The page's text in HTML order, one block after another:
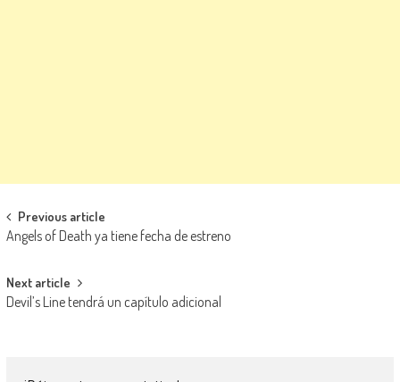
Navegación de entradas
Previous article
Angels of Death ya tiene fecha de estreno
Next article
Devil’s Line tendrá un capítulo adicional